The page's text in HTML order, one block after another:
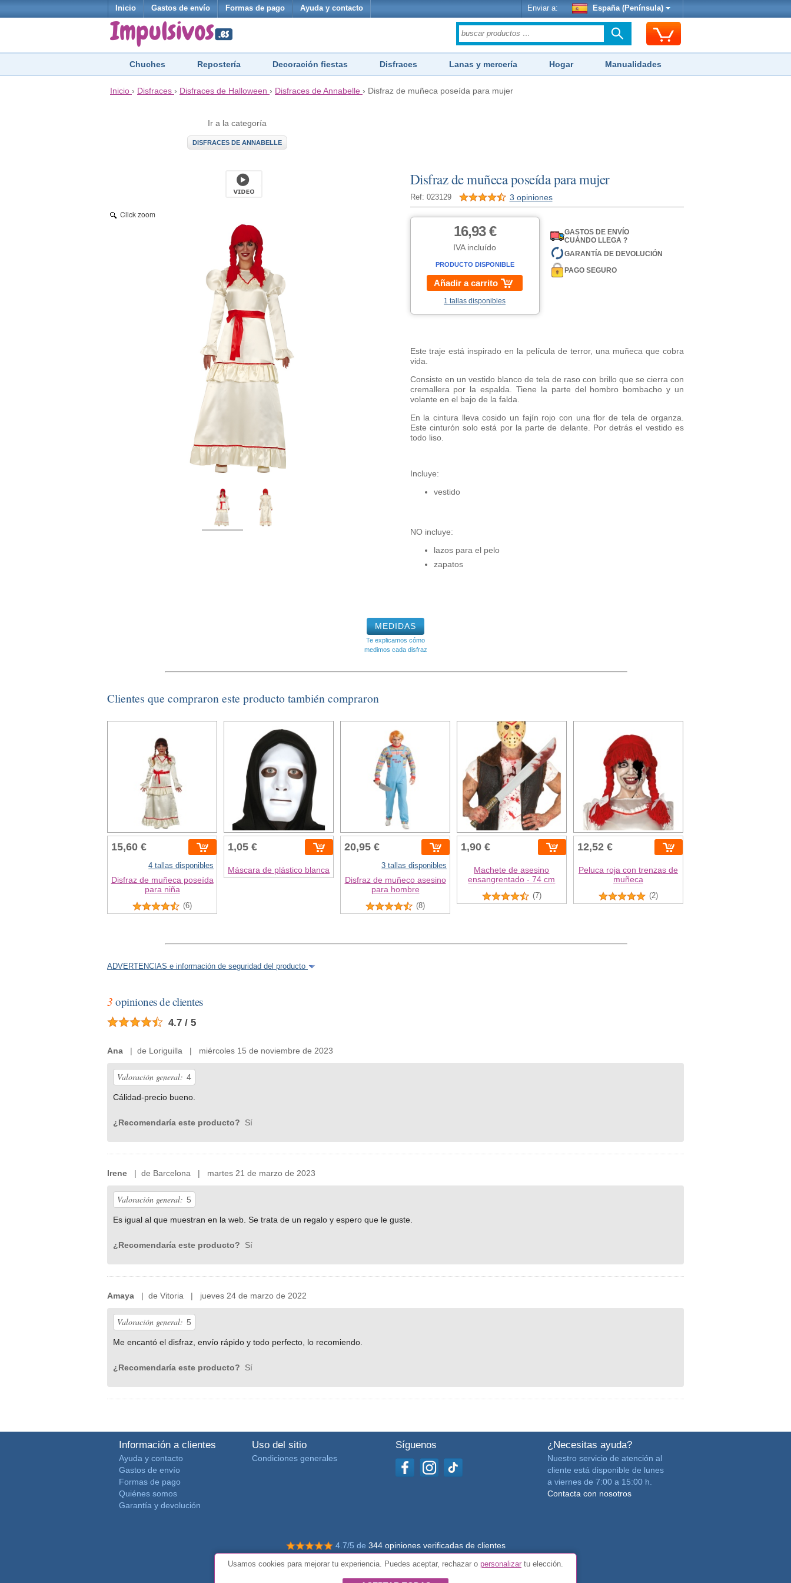
Inicio Gastos de envío Formas de pago Ayuda y contacto Enviar a: España (Península)
Chuches Repostería Decoración fiestas Disfraces Lanas y mercería Hogar Manualidades
Inicio › Disfraces › Disfraces de Halloween › Disfraces de Annabelle › Disfraz de muñeca poseída para mujer
Ir a la categoría
DISFRACES DE ANNABELLE
Disfraz de muñeca poseída para mujer
Ref: 023129 3 opiniones
Click zoom
16,93 €
IVA incluído
PRODUCTO DISPONIBLE
Añadir a carrito
1 tallas disponibles
GASTOS DE ENVÍO
CUÁNDO LLEGA ?
GARANTÍA DE DEVOLUCIÓN
PAGO SEGURO
Este traje está inspirado en la película de terror, una muñeca que cobra
vida.
Consiste en un vestido blanco de tela de raso con brillo que se cierra con
cremallera por la espalda. Tiene la parte del hombro bombacho y un
volante en el bajo de la falda.
En la cintura lleva cosido un fajín rojo con una flor de tela de organza.
Este cinturón solo está por la parte de delante. Por detrás el vestido es
todo liso.
Incluye:
vestido
NO incluye:
lazos para el pelo
zapatos
MEDIDAS
Te explicamos cómo
medimos cada disfraz
Clientes que compraron este producto también compraron
15,60 €
4 tallas disponibles
Disfraz de muñeca poseída
para niña
(6)
1,05 €
Máscara de plástico blanca
20,95 €
3 tallas disponibles
Disfraz de muñeco asesino
para hombre
(8)
1,90 €
Machete de asesino
ensangrentado - 74 cm
(7)
12,52 €
Peluca roja con trenzas de
muñeca
(2)
ADVERTENCIAS e información de seguridad del producto
3 opiniones de clientes
4.7 / 5
Ana | de Loriguilla | miércoles 15 de noviembre de 2023
Valoración general: 4
Cálidad-precio bueno.
¿Recomendaría este producto? Sí
Irene | de Barcelona | martes 21 de marzo de 2023
Valoración general: 5
Es igual al que muestran en la web. Se trata de un regalo y espero que le guste.
¿Recomendaría este producto? Sí
Amaya | de Vitoria | jueves 24 de marzo de 2022
Valoración general: 5
Me encantó el disfraz, envío rápido y todo perfecto, lo recomiendo.
¿Recomendaría este producto? Sí
Información a clientes
Ayuda y contacto
Gastos de envío
Formas de pago
Quiénes somos
Garantía y devolución
Uso del sitio
Condiciones generales
Síguenos ¿Necesitas ayuda?
Nuestro servicio de atención al
cliente está disponible de lunes
a viernes de 7:00 a 15:00 h.
Contacta con nosotros
4.7/5 de 344 opiniones verificadas de clientes
© Todos los derechos reservados Impulsivos
Usamos cookies para mejorar tu experiencia. Puedes aceptar, rechazar o personalizar tu elección.